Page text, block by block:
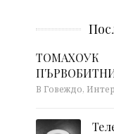
В Говеждо,